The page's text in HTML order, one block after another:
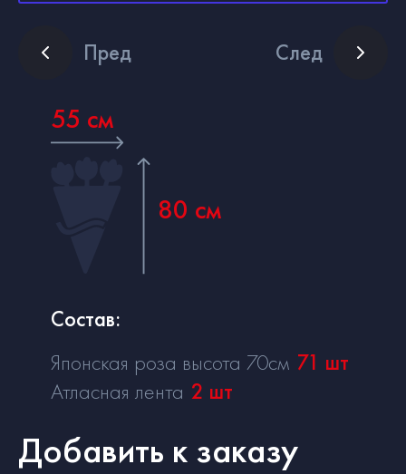
Пред След
55 см
80 см
Состав:
Японская роза высота 70см 71 шт
Атласная лента 2 шт
Добавить к заказу